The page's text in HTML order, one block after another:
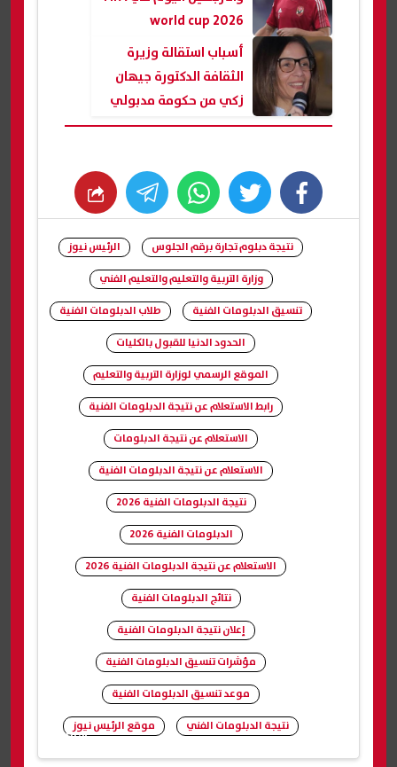
world cup 2026
أسباب استقالة وزيرة
الثقافة الدكتورة جيهان
زكي من حكومة مدبولي
facebook
twitter
whats
شارك
نتيجة دبلوم تجارة برقم الجلوس
الرئيس نيوز
وزارة التربية والتعليم والتعليم الفني
تنسيق الدبلومات الفنية
طلاب الدبلومات الفنية
الحدود الدنيا للقبول بالكليات
الموقع الرسمي لوزارة التربية والتعليم
رابط الاستعلام عن نتيجة الدبلومات الفنية
الاستعلام عن نتيجة الدبلومات
الاستعلام عن نتيجة الدبلومات الفنية
نتيجة الدبلومات الفنية 2026
الدبلومات الفنية 2026
الاستعلام عن نتيجة الدبلومات الفنية 2026
نتائج الدبلومات الفنية
إعلان نتيجة الدبلومات الفنية
مؤشرات تنسيق الدبلومات الفنية
موعد تنسيق الدبلومات الفنية
نتيجة الدبلومات الفني
موقع الرئيس نيوز